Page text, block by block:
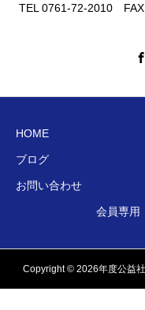
TEL 0761-72-2010
HOME
ブログ
お問い合わせ
会員専用
Copyright © 2026年度公益